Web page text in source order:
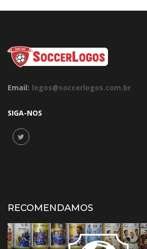
Email: logos@soccerlogos.com.br
SIGA-NOS
RECOMENDAMOS